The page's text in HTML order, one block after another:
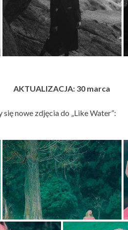
AKTUALIZACJA: 30 marca
nowe zdjęcia do „Like Water”: